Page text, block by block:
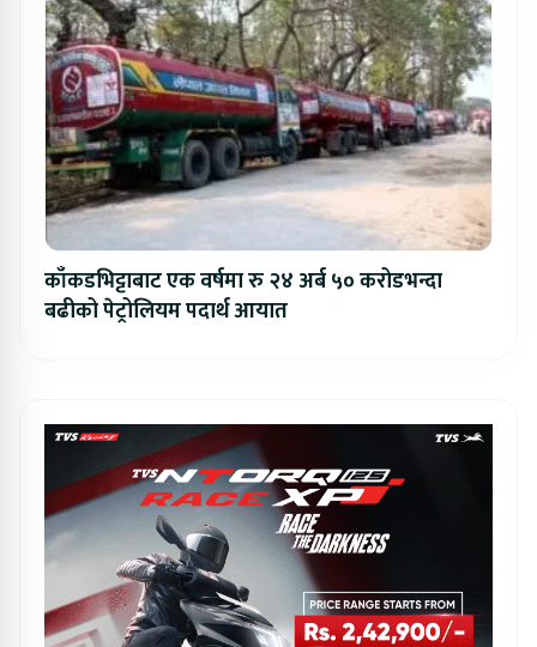
काँकडभिट्टाबाट एक वर्षमा रु २४ अर्ब ५० करोडभन्दा
बढीको पेट्रोलियम पदार्थ आयात